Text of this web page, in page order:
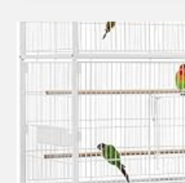
OGELKÄFIG M
IT 2
ÜREN V
IT H
OLZSTANGEN U
ND 4